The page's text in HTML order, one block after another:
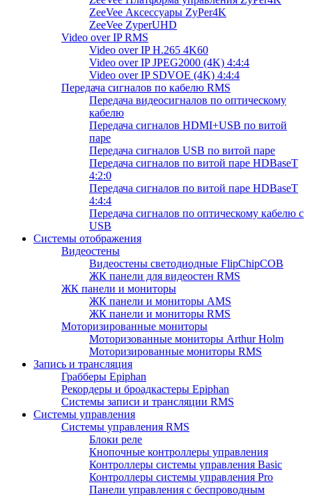
ZeeVee Аксессуары ZyPer4K
ZeeVee ZyperUHD
Video over IP RMS
Video over IP H.265 4K60
Video over IP JPEG2000 (4K) 4:4:4
Video over IP SDVOE (4K) 4:4:4
Передача сигналов по кабелю RMS
Передача видеосигналов по оптическому
кабелю
Передача сигналов HDMI+USB по витой
паре
Передача сигналов USB по витой паре
Передача сигналов по витой паре HDBaseT
4:2:0
Передача сигналов по витой паре HDBaseT
4:4:4
Передача сигналов по оптическому кабелю с
USB
Системы отображения
Видеостены
Видеостены светодиодные FlipChipCOB
ЖК панели для видеостен RMS
ЖК панели и мониторы
ЖК панели и мониторы AMS
ЖК панели и мониторы RMS
Моторизированные мониторы
Моторизованные мониторы Arthur Holm
Моторизированные мониторы RMS
Запись и трансляция
Грабберы Epiphan
Рекордеры и броадкастеры Epiphan
Системы записи и трансляции RMS
Системы управления
Системы управления RMS
Блоки реле
Кнопочные контроллеры управления
Контроллеры системы управления Basic
Контроллеры системы управления Pro
Панели управления с беспроводным